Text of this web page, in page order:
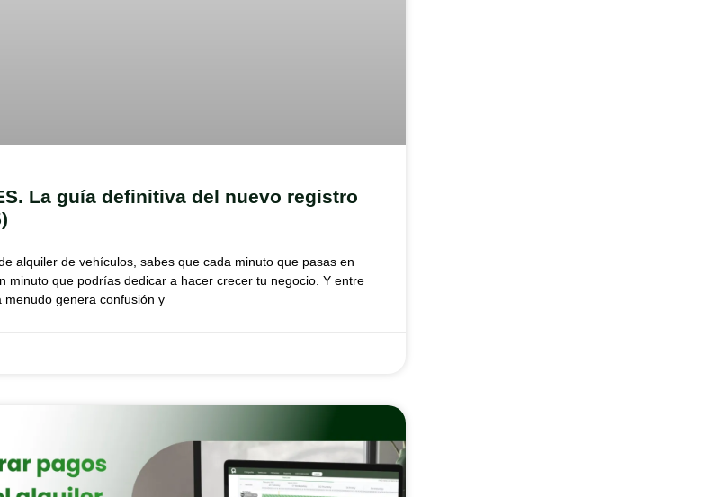
La guía definitiva del nuevo registro
alquiler de vehículos, sabes que cada minuto que pasas en
minuto que podrías dedicar a hacer crecer tu negocio. Y entre
genera confusión y